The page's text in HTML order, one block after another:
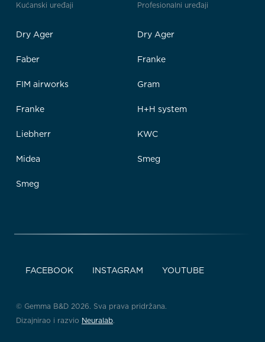
Kućanski uređaji
Dry Ager
Faber
FIM airworks
Franke
Liebherr
Midea
Smeg
Profesionalni uređaji
Dry Ager
Franke
Gram
H+H system
KWC
Smeg
FACEBOOK INSTAGRAM YOUTUBE
© Gemma B&D 2026. Sva prava pridržana.
Dizajnirao i razvio Neuralab.